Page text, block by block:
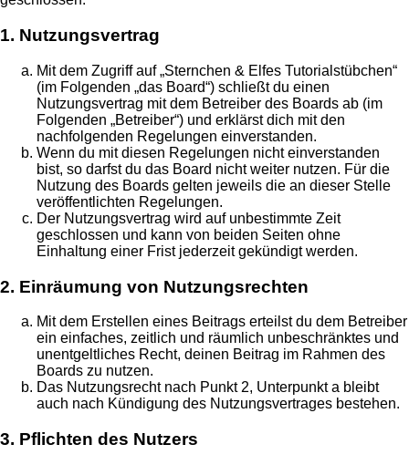
1. Nutzungsvertrag
Mit dem Zugriff auf „Sternchen & Elfes Tutorialstübchen“
(im Folgenden „das Board“) schließt du einen
Nutzungsvertrag mit dem Betreiber des Boards ab (im
Folgenden „Betreiber“) und erklärst dich mit den
nachfolgenden Regelungen einverstanden.
Wenn du mit diesen Regelungen nicht einverstanden
bist, so darfst du das Board nicht weiter nutzen. Für die
Nutzung des Boards gelten jeweils die an dieser Stelle
veröffentlichten Regelungen.
Der Nutzungsvertrag wird auf unbestimmte Zeit
geschlossen und kann von beiden Seiten ohne
Einhaltung einer Frist jederzeit gekündigt werden.
2. Einräumung von Nutzungsrechten
Mit dem Erstellen eines Beitrags erteilst du dem Betreiber
ein einfaches, zeitlich und räumlich unbeschränktes und
unentgeltliches Recht, deinen Beitrag im Rahmen des
Boards zu nutzen.
Das Nutzungsrecht nach Punkt 2, Unterpunkt a bleibt
auch nach Kündigung des Nutzungsvertrages bestehen.
3. Pflichten des Nutzers